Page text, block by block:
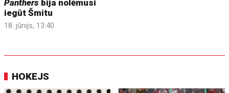
Panthers bija nolēmusi
iegūt Šmitu
18. jūnijs, 13:40
HOKEJS